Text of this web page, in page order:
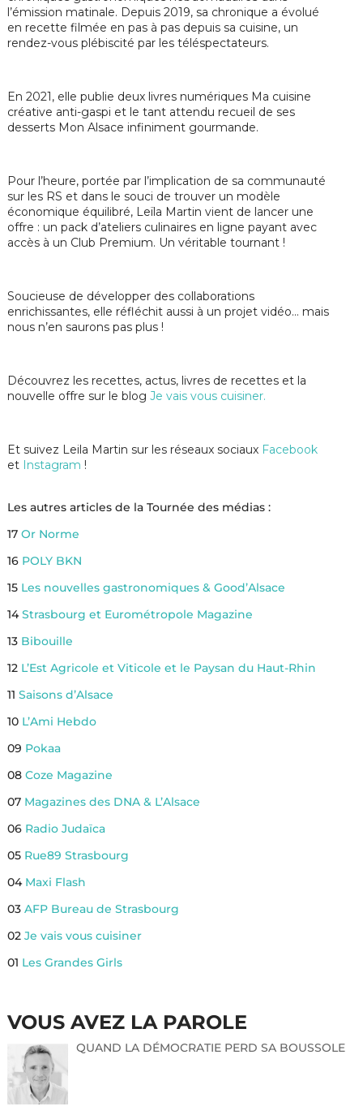
l’émission matinale. Depuis 2019, sa chronique a évolué
en recette filmée en pas à pas depuis sa cuisine, un
rendez-vous plébiscité par les téléspectateurs.
En 2021, elle publie deux livres numériques Ma cuisine
créative anti-gaspi et le tant attendu recueil de ses
desserts Mon Alsace infiniment gourmande.
Pour l’heure, portée par l’implication de sa communauté
sur les RS et dans le souci de trouver un modèle
économique équilibré, Leïla Martin vient de lancer une
offre : un pack d’ateliers culinaires en ligne payant avec
accès à un Club Premium. Un véritable tournant !
Soucieuse de développer des collaborations
enrichissantes, elle réfléchit aussi à un projet vidéo… mais
nous n’en saurons pas plus !
Découvrez les recettes, actus, livres de recettes et la
nouvelle offre sur le blog Je vais vous cuisiner.
Et suivez Leila Martin sur les réseaux sociaux Facebook
et Instagram !
Les autres articles de la Tournée des médias :
17 Or Norme
16POLY BKN
15 Les nouvelles gastronomiques & Good’Alsace
14Strasbourg et Eurométropole Magazine
13 Bibouille
12 L’Est Agricole et Viticole et le Paysan du Haut-Rhin
11 Saisons d’Alsace
10 L’Ami Hebdo
09 Pokaa
08 Coze Magazine
07 Magazines des DNA & L’Alsace
06 Radio Judaïca
05 Rue89 Strasbourg
04 Maxi Flash
03 AFP Bureau de Strasbourg
02 Je vais vous cuisiner
01 Les Grandes Girls
VOUS AVEZ LA PAROLE
QUAND LA DÉMOCRATIE PERD SA BOUSSOLE